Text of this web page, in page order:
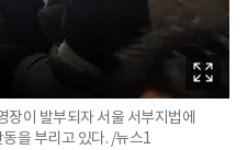
장이 발부되자 서울 서부지법에
을 부리고 있다. /뉴스1